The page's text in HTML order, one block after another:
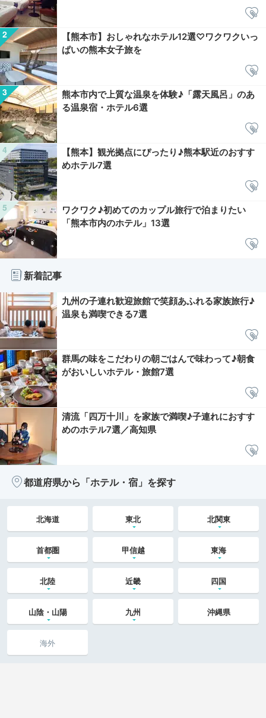
【熊本市】おしゃれなホテル12選♡ワクワクいっ
ぱいの熊本女子旅を
熊本市内で上質な温泉を体験♪「露天風呂」のあ
る温泉宿・ホテル6選
【熊本】観光拠点にぴったり♪熊本駅近のおすす
めホテル7選
ワクワク♪初めてのカップル旅行で泊まりたい
「熊本市内のホテル」13選
新着記事
九州の子連れ歓迎旅館で笑顔あふれる家族旅行♪
温泉も満喫できる7選
群馬の味をこだわりの朝ごはんで味わって♪朝食
がおいしいホテル・旅館7選
清流「四万十川」を家族で満喫♪子連れにおすす
めのホテル7選／高知県
都道府県から「ホテル・宿」を探す
北海道 東北 北関東
首都圏 甲信越 東海
北陸 近畿 四国
山陰・山陽 九州 沖縄県
海外